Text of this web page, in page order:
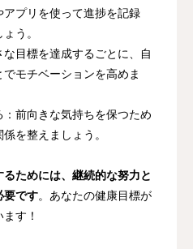
プリを使って進捗を記録
う。
目標を達成するごとに、自
モチベーションを高めま
前向きな気持ちを保つため
を整えましょう。
ためには、継続的な努力と
要です。あなたの健康目標が
す！